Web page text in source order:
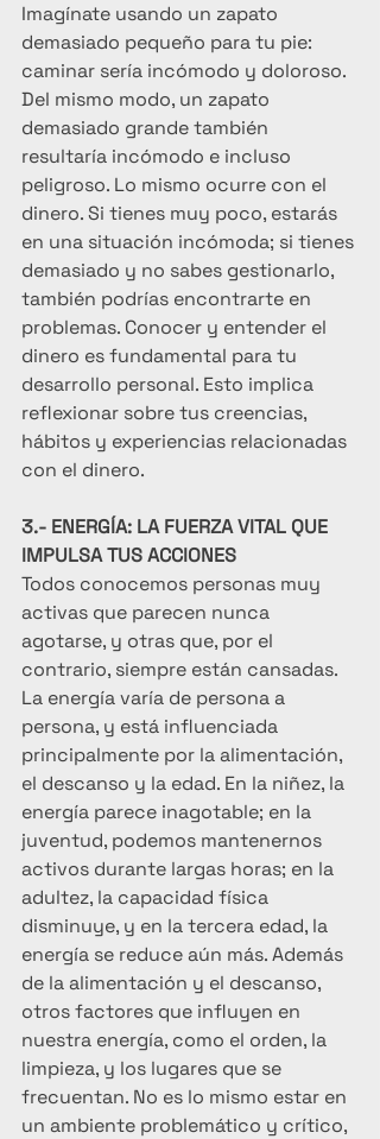
Imagínate usando un zapato
demasiado pequeño para tu pie:
caminar sería incómodo y doloroso.
Del mismo modo, un zapato
demasiado grande también
resultaría incómodo e incluso
peligroso. Lo mismo ocurre con el
dinero. Si tienes muy poco, estarás
en una situación incómoda; si tienes
demasiado y no sabes gestionarlo,
también podrías encontrarte en
problemas. Conocer y entender el
dinero es fundamental para tu
desarrollo personal. Esto implica
reflexionar sobre tus creencias,
hábitos y experiencias relacionadas
con el dinero.
3.- ENERGÍA: LA FUERZA VITAL QUE
IMPULSA TUS ACCIONES
Todos conocemos personas muy
activas que parecen nunca
agotarse, y otras que, por el
contrario, siempre están cansadas.
La energía varía de persona a
persona, y está influenciada
principalmente por la alimentación,
el descanso y la edad. En la niñez, la
energía parece inagotable; en la
juventud, podemos mantenernos
activos durante largas horas; en la
adultez, la capacidad física
disminuye, y en la tercera edad, la
energía se reduce aún más. Además
de la alimentación y el descanso,
otros factores que influyen en
nuestra energía, como el orden, la
limpieza, y los lugares que se
frecuentan. No es lo mismo estar en
un ambiente problemático y crítico,